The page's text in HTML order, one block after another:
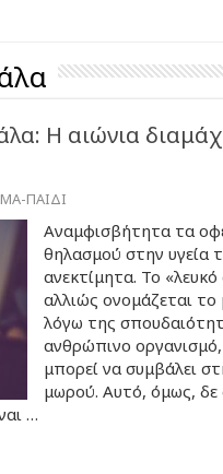
Η αιώνια
ΠΑΙΔΙ
Αναμφισβήτητα τα
θηλασμού στην υγεία
ανεκτίμητα. Το
αλλιώς ονομάζεται το
λόγω της
ανθρώπινο
μπορεί να συμβάλει
μωρού. Αυτό, όμως, δε
…